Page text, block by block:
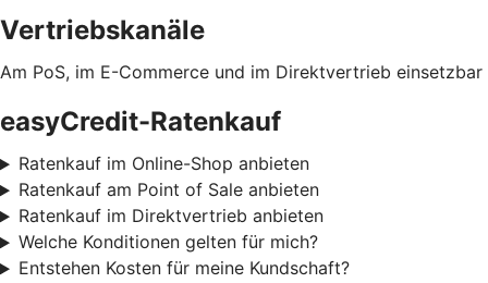
Vertriebskanäle
Am PoS, im E-Commerce und im Direktvertrieb einsetzbar
easyCredit-Ratenkauf
Ratenkauf im Online-Shop anbieten
Ratenkauf am Point of Sale anbieten
Ratenkauf im Direktvertrieb anbieten
Welche Konditionen gelten für mich?
Entstehen Kosten für meine Kundschaft?